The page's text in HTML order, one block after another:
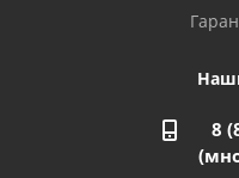
Стерлитамак, ул.
Магнитогорск, ул.8